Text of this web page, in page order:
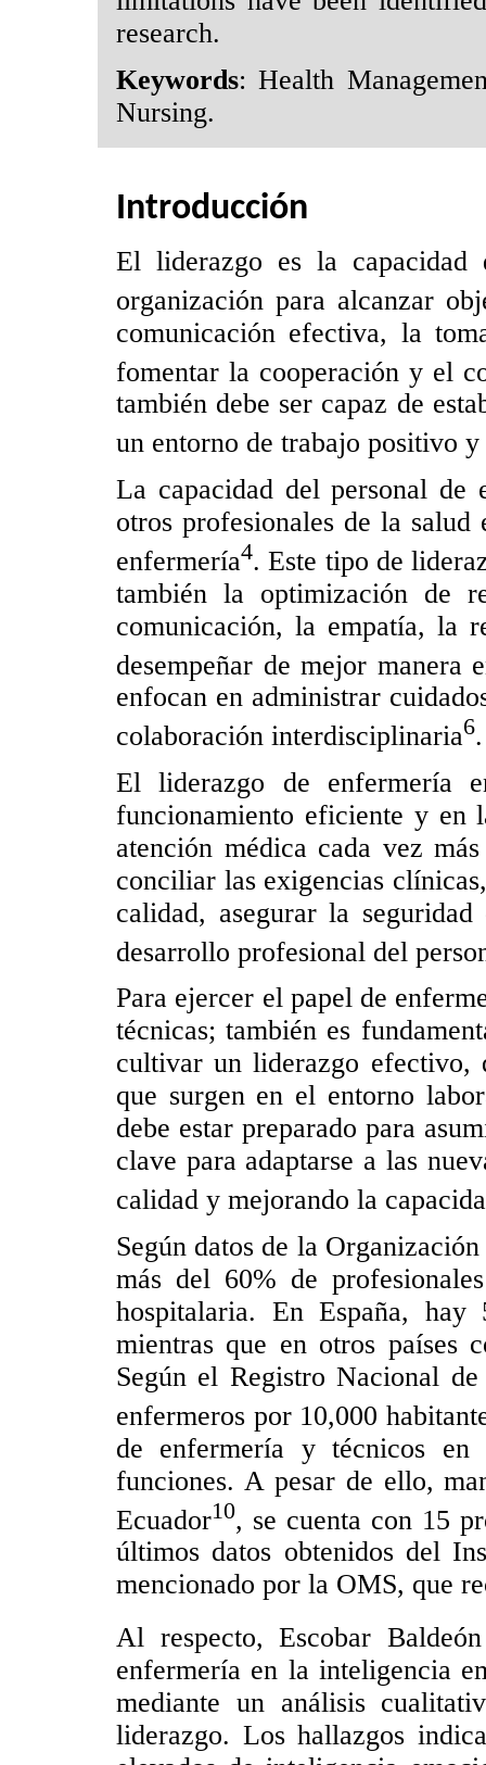
research.
Keywords: Health
Nursing.
Introducción
El liderazgo es la
organización para alcanzar
comunicación efectiva, la
fomentar la cooperación y el
también debe ser capaz de
un entorno de trabajo positivo
La capacidad del personal de
otros profesionales de la
enfermería4. Este tipo de
también la optimización de
comunicación, la empatía, la
desempeñar de mejor manera
enfocan en administrar
colaboración interdisciplinaria6.
El liderazgo de enfermería
funcionamiento eficiente y en
atención médica cada vez
conciliar las exigencias
calidad, asegurar la
desarrollo profesional del
Para ejercer el papel de
técnicas; también es
cultivar un liderazgo efectivo,
que surgen en el entorno
debe estar preparado para
clave para adaptarse a las
calidad y mejorando la
Según datos de la
más del 60% de
hospitalaria. En España, hay
mientras que en otros países
Según el Registro Nacional
enfermeros por 10,000
de enfermería y técnicos en
funciones. A pesar de ello,
Ecuador10, se cuenta con 15
últimos datos obtenidos del
mencionado por la OMS, que
Al respecto, Escobar
enfermería en la inteligencia
mediante un análisis
liderazgo. Los hallazgos